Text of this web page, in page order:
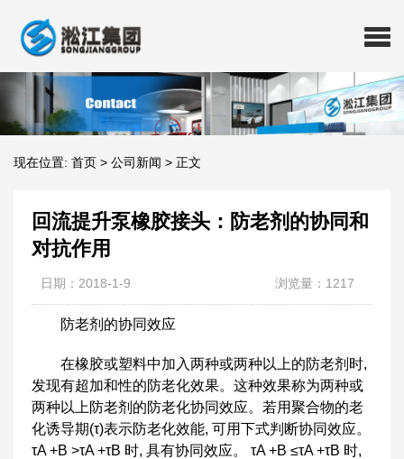
现在位置: 首页 > 公司新闻 > 正文
回流提升泵橡胶接头：防老剂的协同和
对抗作用
日期：2018-1-9 浏览量：1217
防老剂的协同效应
在橡胶或塑料中加入两种或两种以上的防老剂时,
发现有超加和性的防老化效果。这种效果称为两种或
两种以上防老剂的防老化协同效应。若用聚合物的老
化诱导期(τ)表示防老化效能, 可用下式判断协同效应。
τA +B >τA +τB 时, 具有协同效应。 τA +B ≤τA +τB 时,